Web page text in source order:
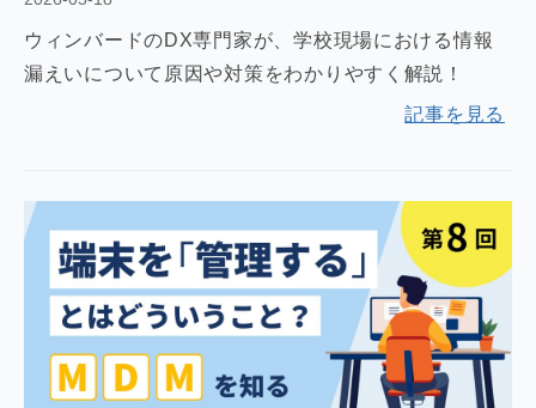
ウィンバードのDX専門家が、学校現場における情報
漏えいについて原因や対策をわかりやすく解説！
記事を見る